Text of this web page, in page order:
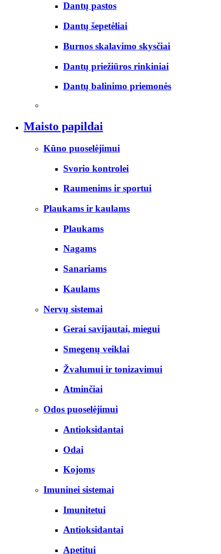
Dantų pastos
Dantų šepetėliai
Burnos skalavimo skysčiai
Dantų priežiūros rinkiniai
Dantų balinimo priemonės
Maisto papildai
Kūno puoselėjimui
Svorio kontrolei
Raumenims ir sportui
Plaukams ir kaulams
Plaukams
Nagams
Sanariams
Kaulams
Nervų sistemai
Gerai savijautai, miegui
Smegenų veiklai
Žvalumui ir tonizavimui
Atminčiai
Odos puoselėjimui
Antioksidantai
Odai
Kojoms
Imuninei sistemai
Imunitetui
Antioksidantai
Apetitui